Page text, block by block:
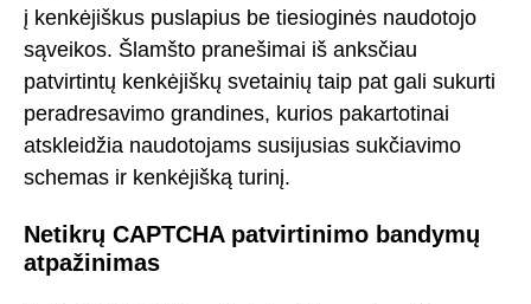
į kenkėjiškus puslapius be tiesioginės naudotojo
sąveikos. Šlamšto pranešimai iš anksčiau
patvirtintų kenkėjiškų svetainių taip pat gali sukurti
peradresavimo grandines, kurios pakartotinai
atskleidžia naudotojams susijusias sukčiavimo
schemas ir kenkėjišką turinį.
Netikrų CAPTCHA patvirtinimo bandymų
atpažinimas